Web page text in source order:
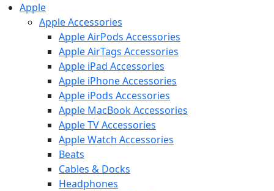
Apple
Apple Accessories
Apple AirPods Accessories
Apple AirTags Accessories
Apple iPad Accessories
Apple iPhone Accessories
Apple iPods Accessories
Apple MacBook Accessories
Apple TV Accessories
Apple Watch Accessories
Beats
Cables & Docks
Headphones